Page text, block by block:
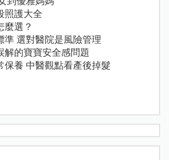
照護大全
麼選？
準 選對醫院是風險管理
解的寶寶安全感問題
保養 中醫觀點看產後掉髮